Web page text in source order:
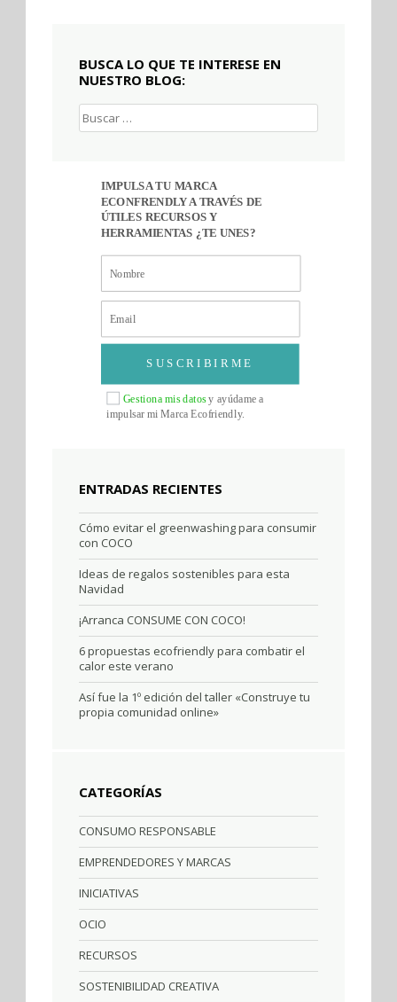
BUSCA LO QUE TE INTERESE EN
NUESTRO BLOG:
Buscar:
IMPULSA TU MARCA
ECONFRENDLY A TRAVÉS DE
ÚTILES RECURSOS Y
HERRAMIENTAS ¿TE UNES?
Gestiona mis datosy ayúdame a
impulsar mi Marca Ecofriendly.
SUSCRIBIRME
ENTRADAS RECIENTES
Cómo evitar el greenwashing para consumir
con COCO
Ideas de regalos sostenibles para esta
Navidad
¡Arranca CONSUME CON COCO!
6 propuestas ecofriendly para combatir el
calor este verano
Así fue la 1º edición del taller «Construye tu
propia comunidad online»
CATEGORÍAS
CONSUMO RESPONSABLE
EMPRENDEDORES Y MARCAS
INICIATIVAS
OCIO
RECURSOS
SOSTENIBILIDAD CREATIVA